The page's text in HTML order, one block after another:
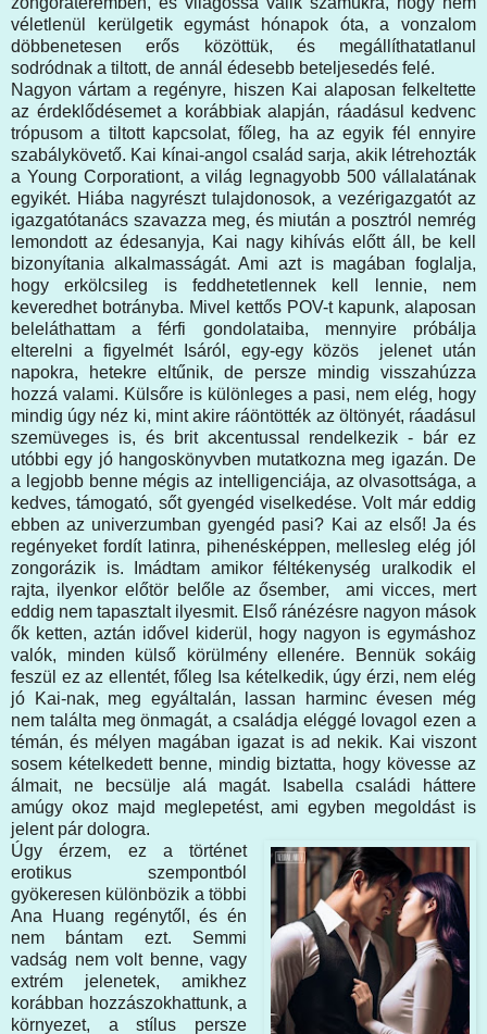
véletlenül kerülgetik egymást hónapok óta, a vonzalom
döbbenetesen erős közöttük, és megállíthatatlanul
sodródnak a tiltott, de annál édesebb beteljesedés felé.
Nagyon vártam a regényre, hiszen Kai alaposan felkeltette
az érdeklődésemet a korábbiak alapján, ráadásul kedvenc
trópusom a tiltott kapcsolat, főleg, ha az egyik fél ennyire
szabálykövető. Kai kínai-angol család sarja, akik létrehozták
a Young Corporationt, a világ legnagyobb 500 vállalatának
egyikét. Hiába nagyrészt tulajdonosok, a vezérigazgatót az
igazgatótanács szavazza meg, és miután a posztról nemrég
lemondott az édesanyja, Kai nagy kihívás előtt áll, be kell
bizonyítania alkalmasságát. Ami azt is magában foglalja,
hogy erkölcsileg is feddhetetlennek kell lennie, nem
keveredhet botrányba. Mivel kettős POV-t kapunk, alaposan
beleláthattam a férfi gondolataiba, mennyire próbálja
elterelni a figyelmét Isáról, egy-egy közös jelenet után
napokra, hetekre eltűnik, de persze mindig visszahúzza
hozzá valami. Külsőre is különleges a pasi, nem elég, hogy
mindig úgy néz ki, mint akire ráöntötték az öltönyét, ráadásul
szemüveges is, és brit akcentussal rendelkezik - bár ez
utóbbi egy jó hangoskönyvben mutatkozna meg igazán. De
a legjobb benne mégis az intelligenciája, az olvasottsága, a
kedves, támogató, sőt gyengéd viselkedése. Volt már eddig
ebben az univerzumban gyengéd pasi? Kai az első! Ja és
regényeket fordít latinra, pihenésképpen, mellesleg elég jól
zongorázik is. Imádtam amikor féltékenység uralkodik el
rajta, ilyenkor előtör belőle az ősember, ami vicces, mert
eddig nem tapasztalt ilyesmit. Első ránézésre nagyon mások
ők ketten, aztán idővel kiderül, hogy nagyon is egymáshoz
valók, minden külső körülmény ellenére. Bennük sokáig
feszül ez az ellentét, főleg Isa kételkedik, úgy érzi, nem elég
jó Kai-nak, meg egyáltalán, lassan harminc évesen még
nem találta meg önmagát, a családja eléggé lovagol ezen a
témán, és mélyen magában igazat is ad nekik. Kai viszont
sosem kételkedett benne, mindig biztatta, hogy kövesse az
álmait, ne becsülje alá magát. Isabella családi háttere
amúgy okoz majd meglepetést, ami egyben megoldást is
jelent pár dologra.
Úgy érzem, ez a történet
erotikus szempontból
gyökeresen különbözik a többi
Ana Huang regénytől, és én
nem bántam ezt. Semmi
vadság nem volt benne, vagy
extrém jelenetek, amikhez
korábban hozzászokhattunk, a
környezet, a stílus persze